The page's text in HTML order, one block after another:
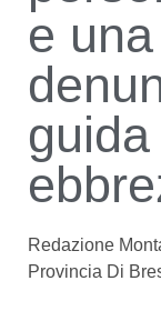
e
Redazione
Provincia Di